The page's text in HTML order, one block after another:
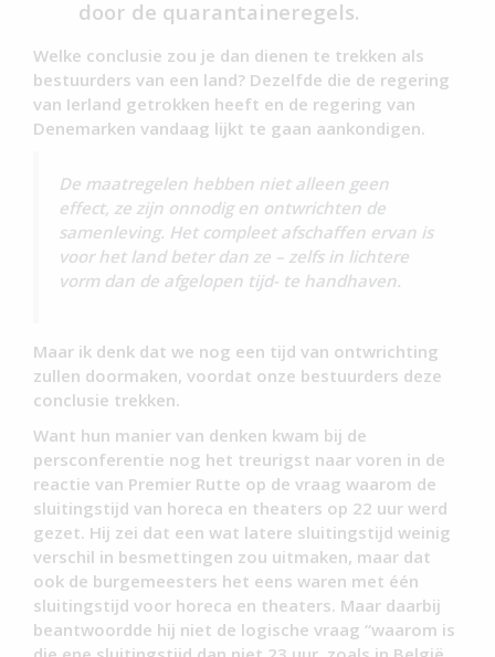
door de quarantaineregels.
Welke conclusie zou je dan dienen te trekken als
bestuurders van een land? Dezelfde die de regering
van Ierland getrokken heeft en de regering van
Denemarken vandaag lijkt te gaan aankondigen.
De maatregelen hebben niet alleen geen
effect, ze zijn onnodig en ontwrichten de
samenleving. Het compleet afschaffen ervan is
voor het land beter dan ze – zelfs in lichtere
vorm dan de afgelopen tijd- te handhaven.
Maar ik denk dat we nog een tijd van ontwrichting
zullen doormaken, voordat onze bestuurders deze
conclusie trekken.
Want hun manier van denken kwam bij de
persconferentie nog het treurigst naar voren in de
reactie van Premier Rutte op de vraag waarom de
sluitingstijd van horeca en theaters op 22 uur werd
gezet. Hij zei dat een wat latere sluitingstijd weinig
verschil in besmettingen zou uitmaken, maar dat
ook de burgemeesters het eens waren met één
sluitingstijd voor horeca en theaters. Maar daarbij
beantwoordde hij niet de logische vraag “waarom is